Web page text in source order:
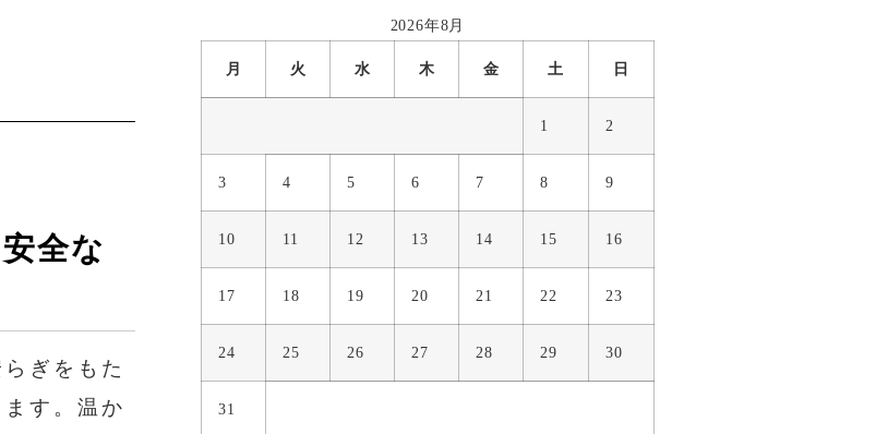
全な
ぎをもた
す。温か
2026年8月
月 火 水 木 金 土 日
1 2
3 4 5 6 7 8 9
10 11 12 13 14 15 16
17 18 19 20 21 22 23
24 25 26 27 28 29 30
31